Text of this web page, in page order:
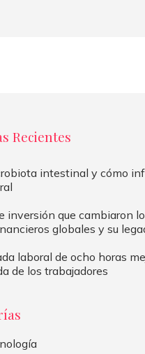
Recientes
intestinal y cómo
inversión que cambiaron
globales y su
laboral de ocho horas
de los trabajadores